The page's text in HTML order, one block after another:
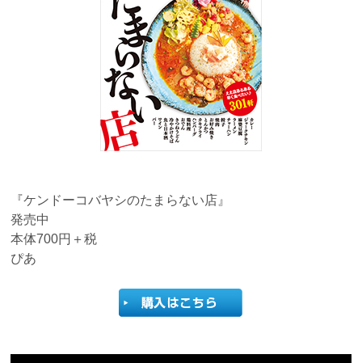
『ケンドーコバヤシのたまらない店』
発売中
本体700円＋税
ぴあ